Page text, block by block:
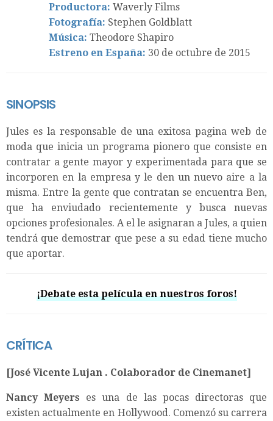
Productora: Waverly Films
Fotografía: Stephen Goldblatt
Música: Theodore Shapiro
Estreno en España: 30 de octubre de 2015
SINOPSIS
Jules es la responsable de una exitosa pagina web de
moda que inicia un programa pionero que consiste en
contratar a gente mayor y experimentada para que se
incorporen en la empresa y le den un nuevo aire a la
misma. Entre la gente que contratan se encuentra Ben,
que ha enviudado recientemente y busca nuevas
opciones profesionales. A el le asignaran a Jules, a quien
tendrá que demostrar que pese a su edad tiene mucho
que aportar.
¡Debate esta película en nuestros foros!
CRÍTICA
[José Vicente Lujan . Colaborador de Cinemanet]
Nancy Meyers es una de las pocas directoras que
existen actualmente en Hollywood. Comenzó su carrera